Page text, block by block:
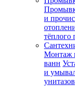
и
тёплого
Монтаж
ванн
и
унитазов